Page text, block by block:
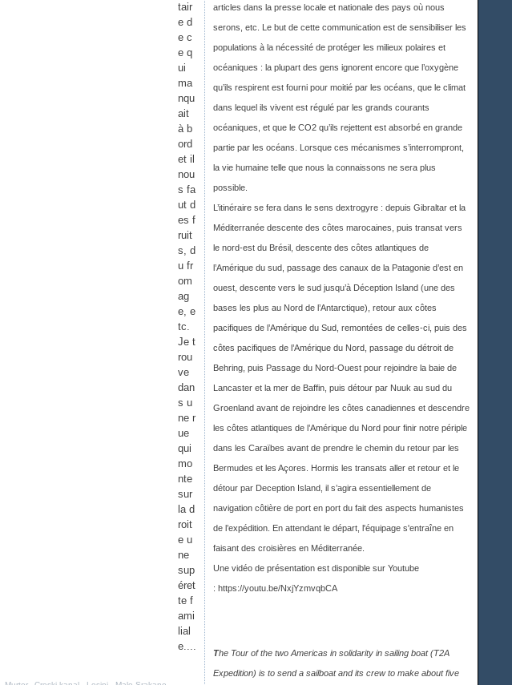
tair
e d
e c
e q
ui
ma
nqu
ait
à b
ord
et il
nou
s fa
ut d
es f
ruit
s, d
u fr
om
ag
e, e
tc.
Je t
rou
ve
dan
s u
ne r
ue
qui
mo
nte
sur
la d
roit
e u
ne
sup
éret
te f
ami
lial
e....
articles dans la presse locale et nationale des pays où nous
serons, etc. Le but de cette communication est de sensibiliser les
populations à la nécessité de protéger les milieux polaires et
océaniques : la plupart des gens ignorent encore que l’oxygène
qu’ils respirent est fourni pour moitié par les océans, que le climat
dans lequel ils vivent est régulé par les grands courants
océaniques, et que le CO2 qu’ils rejettent est absorbé en grande
partie par les océans. Lorsque ces mécanismes s’interrompront,
la vie humaine telle que nous la connaissons ne sera plus
possible.
L’itinéraire se fera dans le sens dextrogyre : depuis Gibraltar et la
Méditerranée descente des côtes marocaines, puis transat vers
le nord-est du Brésil, descente des côtes atlantiques de
l’Amérique du sud, passage des canaux de la Patagonie d’est en
ouest, descente vers le sud jusqu’à Déception Island (une des
bases les plus au Nord de l’Antarctique), retour aux côtes
pacifiques de l’Amérique du Sud, remontées de celles-ci, puis des
côtes pacifiques de l’Amérique du Nord, passage du détroit de
Behring, puis Passage du Nord-Ouest pour rejoindre la baie de
Lancaster et la mer de Baffin, puis détour par Nuuk au sud du
Groenland avant de rejoindre les côtes canadiennes et descendre
les côtes atlantiques de l’Amérique du Nord pour finir notre périple
dans les Caraïbes avant de prendre le chemin du retour par les
Bermudes et les Açores. Hormis les transats aller et retour et le
détour par Deception Island, il s’agira essentiellement de
navigation côtière de port en port du fait des aspects humanistes
de l’expédition. En attendant le départ, l'équipage s'entraîne en
faisant des croisières en Méditerranée.
Une vidéo de présentation est disponible sur Youtube
: https://youtu.be/NxjYzmvqbCA
The Tour of the two Americas in solidarity in sailing boat (T2A
Expedition) is to send a sailboat and its crew to make about five